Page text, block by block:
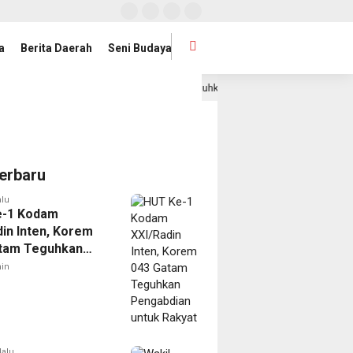
Berita Daerah Seni Budaya
Jihan Nurlela Kukuhkan Pengurus Mabigus dan Pembina
1 Kodam
Inten, Korem
Teguhkan
untuk Rakyat